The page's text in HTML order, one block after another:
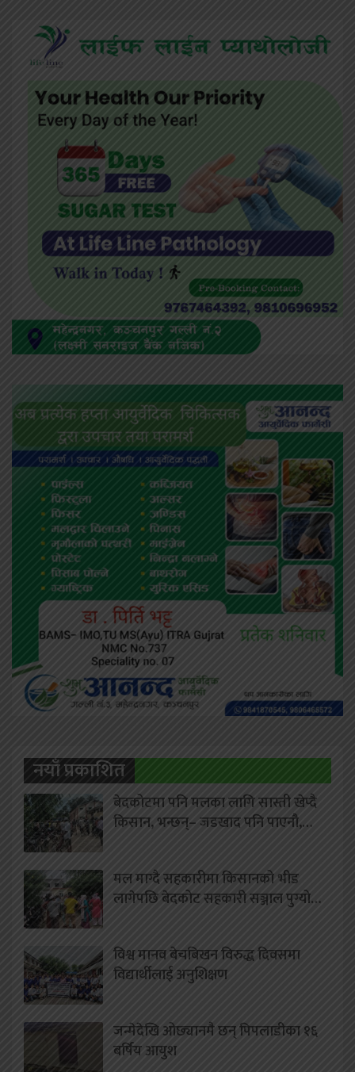
नयाँ प्रकाशित
बेदकोटमा पनि मलका लागि सास्ती खेप्दै
किसान, भन्छन्– जडखाद पनि पाएनौ,…
मल माग्दै सहकारीमा किसानको भीड
लागेपछि बेदकोट सहकारी सञ्जाल पुग्यो…
विश्व मानव बेचबिखन विरुद्ध दिवसमा
विद्यार्थीलाई अनुशिक्षण
जन्मेदेखि ओछ्यानमै छन् पिपलाडीका १६
बर्षिय आयुश